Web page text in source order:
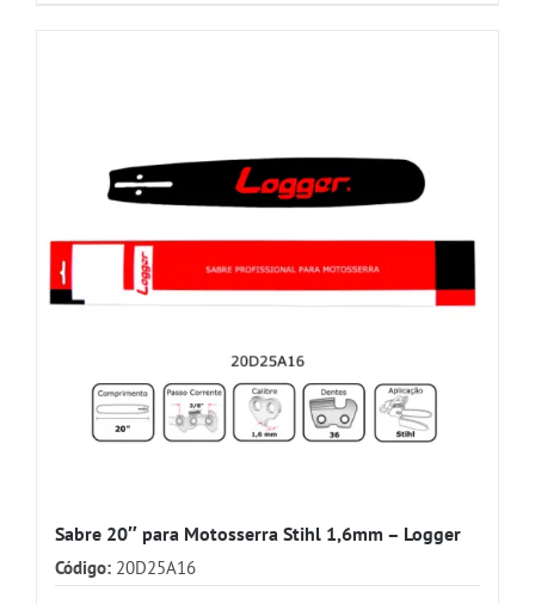
Sabre 20″ para Motosserra Stihl 1,6mm – Logger
Código: 20D25A16